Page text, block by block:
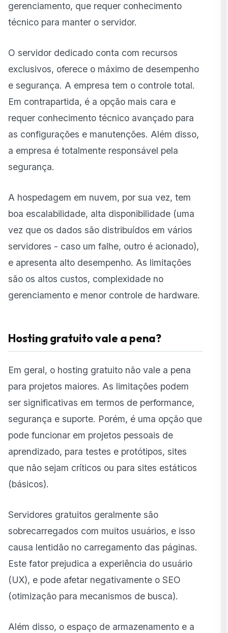
gerenciamento, que requer conhecimento
técnico para manter o servidor.
O servidor dedicado conta com recursos
exclusivos, oferece o máximo de desempenho
e segurança. A empresa tem o controle total.
Em contrapartida, é a opção mais cara e
requer conhecimento técnico avançado para
as configurações e manutenções. Além disso,
a empresa é totalmente responsável pela
segurança.
A hospedagem em nuvem, por sua vez, tem
boa escalabilidade, alta disponibilidade (uma
vez que os dados são distribuídos em vários
servidores - caso um falhe, outro é acionado),
e apresenta alto desempenho. As limitações
são os altos custos, complexidade no
gerenciamento e menor controle de hardware.
Hosting gratuito vale a pena?
Em geral, o hosting gratuito não vale a pena
para projetos maiores. As limitações podem
ser significativas em termos de performance,
segurança e suporte. Porém, é uma opção que
pode funcionar em projetos pessoais de
aprendizado, para testes e protótipos, sites
que não sejam críticos ou para sites estáticos
(básicos).
Servidores gratuitos geralmente são
sobrecarregados com muitos usuários, e isso
causa lentidão no carregamento das páginas.
Este fator prejudica a experiência do usuário
(UX), e pode afetar negativamente o SEO
(otimização para mecanismos de busca).
Além disso, o espaço de armazenamento e a